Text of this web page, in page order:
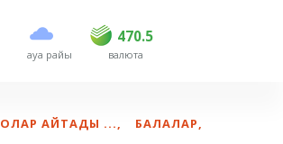
ауа райы
470.5
USD 469 470.5
EUR валюта
ОЛАР АЙТАДЫ ..., БАЛАЛАР,